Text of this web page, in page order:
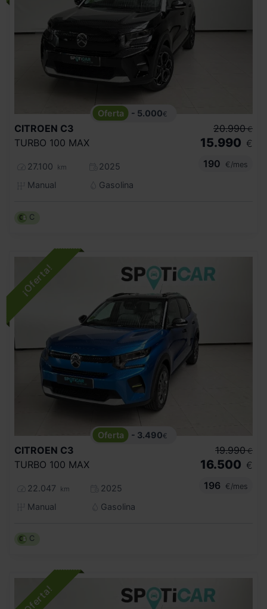
- 5.000€
CITROEN C3
TURBO 100 MAX
27.100 km
2025
Manual
Gasolina
20.990 €
15.990 €
190
€/mes
C
- 3.490€
CITROEN C3
TURBO 100 MAX
22.047 km
2025
Manual
Gasolina
19.990 €
16.500 €
196
€/mes
C